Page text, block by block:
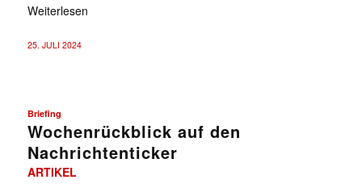
Weiterlesen
25. JULI 2024
Briefing
Wochenrückblick auf den
Nachrichtenticker
ARTIKEL